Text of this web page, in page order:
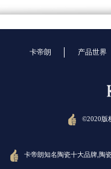
卡帝朗 产品世界
©2020版
卡帝朗知名陶瓷十大品牌,陶